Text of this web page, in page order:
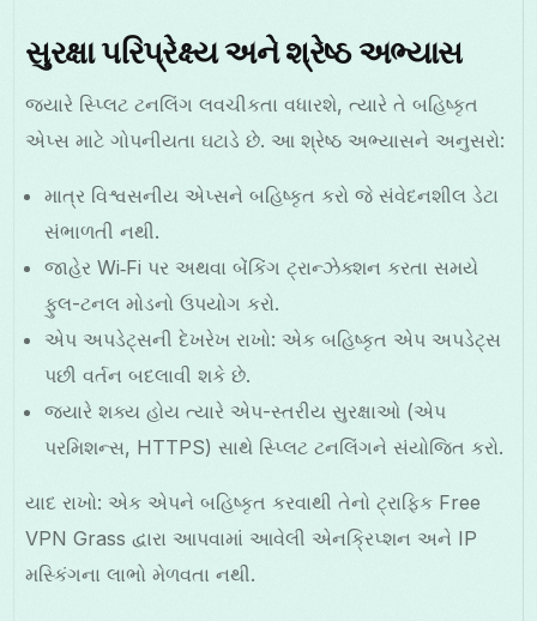
સુરક્ષા પરિપ્રેક્ષ્ય અને શ્રેષ્ઠ અભ્યાસ
જ્યારે સ્પ્લિટ ટનલિંગ લવચીકતા વધારશે, ત્યારે તે બહિષ્કૃત
એપ્સ માટે ગોપનીયતા ઘટાડે છે. આ શ્રેષ્ઠ અભ્યાસને અનુસરો:
માત્ર વિશ્વસનીય એપ્સને બહિષ્કૃત કરો જે સંવેદનશીલ ડેટા
સંભાળતી નથી.
જાહેર Wi‑Fi પર અથવા બેંકિંગ ટ્રાન્ઝેક્શન કરતા સમયે
ફુલ-ટનલ મોડનો ઉપયોગ કરો.
એપ અપડેટ્સની દેખરેખ રાખો: એક બહિષ્કૃત એપ અપડેટ્સ
પછી વર્તન બદલાવી શકે છે.
જ્યારે શક્ય હોય ત્યારે એપ-સ્તરીય સુરક્ષાઓ (એપ
પરમિશન્સ, HTTPS) સાથે સ્પ્લિટ ટનલિંગને સંયોજિત કરો.
યાદ રાખો: એક એપને બહિષ્કૃત કરવાથી તેનો ટ્રાફિક Free
VPN Grass દ્વારા આપવામાં આવેલી એનક્રિપ્શન અને IP
મસ્કિંગના લાભો મેળવતા નથી.